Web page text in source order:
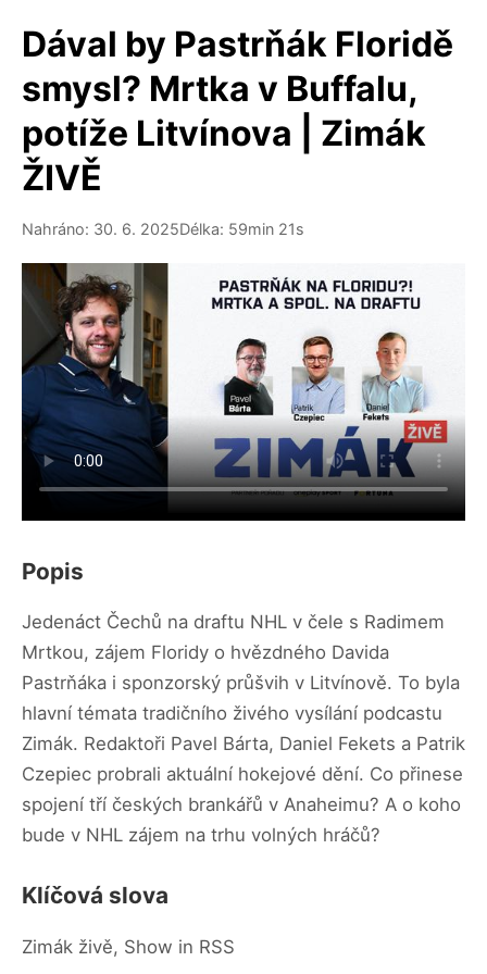
Dával by Pastrňák Floridě
smysl? Mrtka v Buffalu,
potíže Litvínova | Zimák
ŽIVĚ
Nahráno: 30. 6. 2025Délka: 59min 21s
Popis
Jedenáct Čechů na draftu NHL v čele s Radimem
Mrtkou, zájem Floridy o hvězdného Davida
Pastrňáka i sponzorský průšvih v Litvínově. To byla
hlavní témata tradičního živého vysílání podcastu
Zimák. Redaktoři Pavel Bárta, Daniel Fekets a Patrik
Czepiec probrali aktuální hokejové dění. Co přinese
spojení tří českých brankářů v Anaheimu? A o koho
bude v NHL zájem na trhu volných hráčů?
Klíčová slova
Zimák živě, Show in RSS